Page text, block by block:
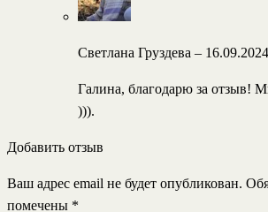
Светлана Груздева – 16.09.2024
Галина, благодарю за отзыв!
))).
Добавить отзыв
Ваш адрес email не будет опубликован.
помечены *